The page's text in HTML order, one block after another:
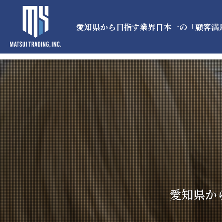
愛知県から目指す業界日本一の「顧客満
愛知県か